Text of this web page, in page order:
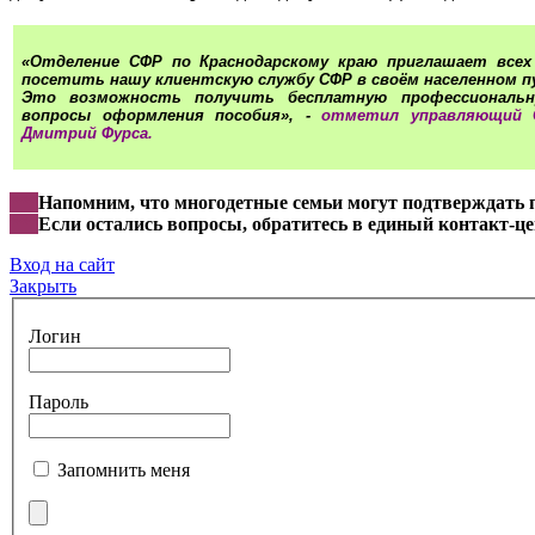
«Отделение СФР по Краснодарскому краю приглашает
посетить нашу клиентскую службу СФР в своём населенном
Это возможность получить бесплатную
вопросы оформления пособия», -
отметил
управляющий
Дмитрий Фурса.
Напомним, что многодетные семьи могут
Если остались вопросы, обратитесь в единый контакт-
Вход на сайт
Закрыть
Логин
Пароль
Запомнить меня